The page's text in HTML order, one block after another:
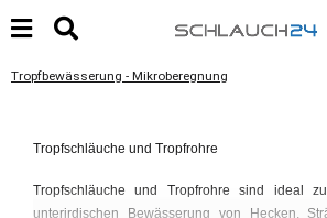
Tropfbewässerung - Mikroberegnung
Tropfschläuche und Tropfrohre
Tropfschläuche und Tropfrohre sind ideal
unterirdischen Bewässerung von Hecken,